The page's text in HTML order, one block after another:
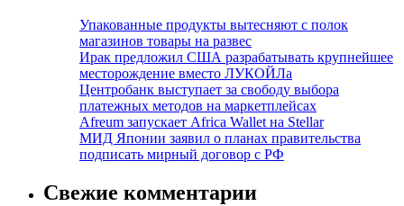
Упакованные продукты вытесняют с полок
магазинов товары на развес
Ирак предложил США разрабатывать крупнейшее
месторождение вместо ЛУКОЙЛа
Центробанк выступает за свободу выбора
платежных методов на маркетплейсах
Afreum запускает Africa Wallet на Stellar
МИД Японии заявил о планах правительства
подписать мирный договор с РФ
Свежие комментарии